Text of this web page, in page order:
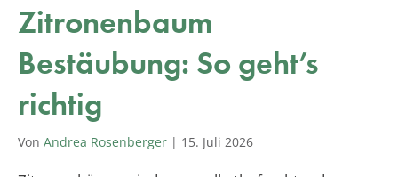
Zitronenbaum
Bestäubung: So geht’s
richtig
Von Andrea Rosenberger | 15. Juli 2026